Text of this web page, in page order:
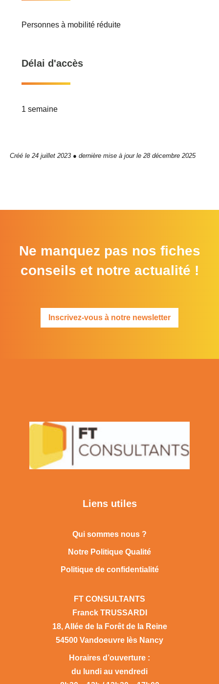
Personnes à mobilité réduite
Délai d'accès
1 semaine
Créé le 24 juillet 2023 ● dernière mise à jour le 28 décembre 2025
Ne manquez pas nos fiches
conseils et notre actualité !
Inscrivez-vous à notre newsletter
Liens utiles
Qui sommes nous ?
Notre Politique Qualité
Politique de confidentialité
FT CONSULTANTS
Franck TRUSSARDI
18, Allée de la Forêt de la Reine
54500 Vandoeuvre lès Nancy
Horaires d’ouverture :
du lundi au vendredi